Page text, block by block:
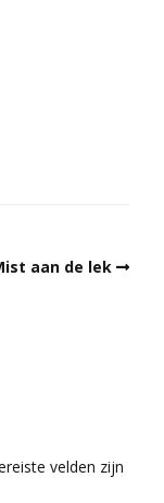
aan de lek
velden zijn